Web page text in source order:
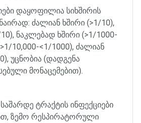
დაყოფილია სიხშირის
: ძალიან ხშირი (>1/10),
ნაკლებად ხშირი (>1/1000-
10,000-<1/1000), ძალიან
უცნობია (დადგენა
მონაცემებით).
საშარდე ტრაქტის ინფექციები
, ზემო რესპირატორული